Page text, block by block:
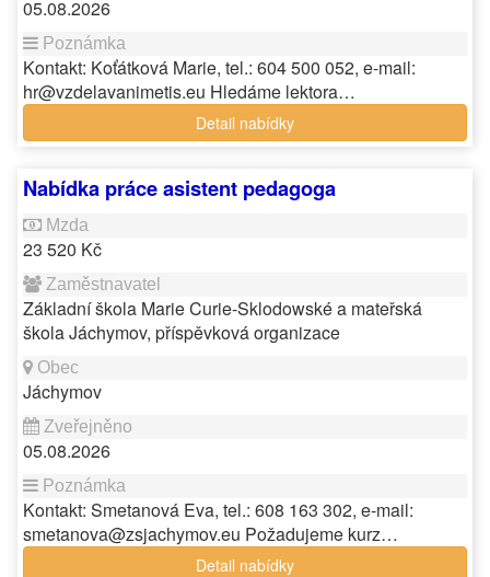
05.08.2026
Kontakt: Koťátková Marie, tel.: 604 500 052, e-mail:
hr@vzdelavanimetis.eu Hledáme lektora…
Detail nabídky
Nabídka práce asistent pedagoga
23 520 Kč
Základní škola Marie Curie-Sklodowské a mateřská
škola Jáchymov, příspěvková organizace
Jáchymov
05.08.2026
Kontakt: Smetanová Eva, tel.: 608 163 302, e-mail:
smetanova@zsjachymov.eu Požadujeme kurz…
Detail nabídky